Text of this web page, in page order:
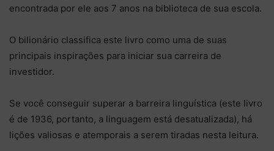
encontrada por ele aos 7 anos na biblioteca de sua escola.
O bilionário classifica este livro como uma de suas
principais inspirações para iniciar sua carreira de
investidor.
Se você conseguir superar a barreira linguística (este livro
é de 1936, portanto, a linguagem está desatualizada), há
lições valiosas e atemporais a serem tiradas nesta leitura.